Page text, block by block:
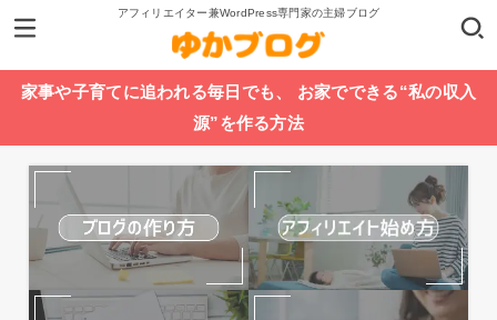
アフィリエイター兼WordPress専門家の主婦ブログ
家事や子育てに追われる毎日でも、 お家でできる“私の収入
源”を作る方法